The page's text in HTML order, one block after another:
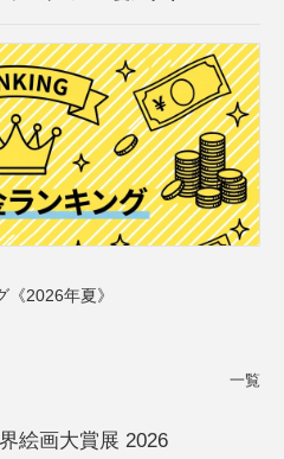
2026年夏》
一覧
絵画大賞展 2026